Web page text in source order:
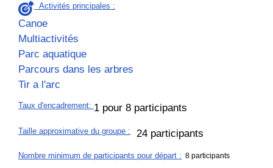
Activités principales :
Canoe
Multiactivités
Parc aquatique
Parcours dans les arbres
Tir a l'arc
Taux d'encadrement: 1 pour 8 participants
Taille approximative du groupe : 24 participants
Nombre minimum de participants pour départ : 8 participants